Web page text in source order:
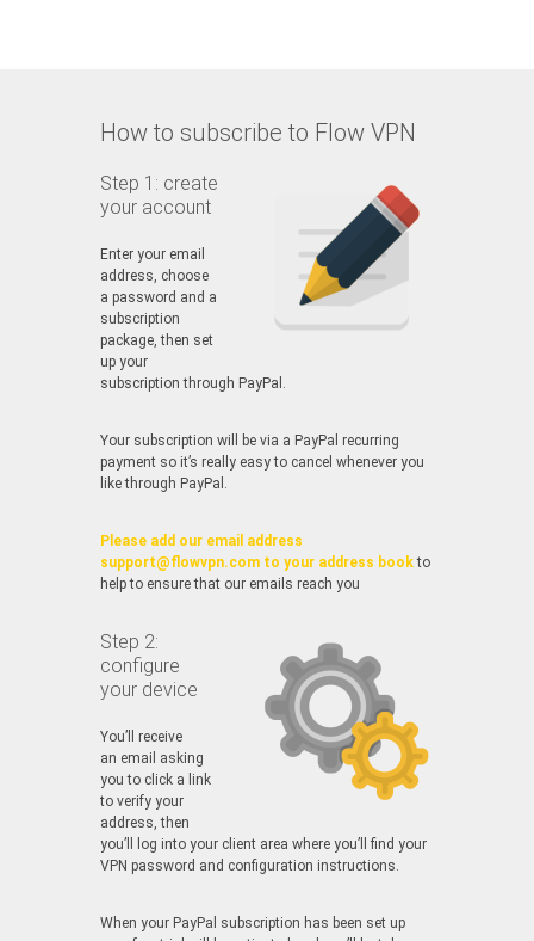
How to subscribe to Flow VPN
Step 1: create
your account
Enter your email
address, choose
a password and a
subscription
package, then set
up your
subscription through PayPal.
Your subscription will be via a PayPal recurring
payment so it’s really easy to cancel whenever you
like through PayPal.
Please add our email address
support@flowvpn.com to your address bookto
help to ensure that our emails reach you
Step 2:
configure
your device
You’ll receive
an email asking
you to click a link
to verify your
address, then
you’ll log into your client area where you’ll find your
VPN password and configuration instructions.
When your PayPal subscription has been set up